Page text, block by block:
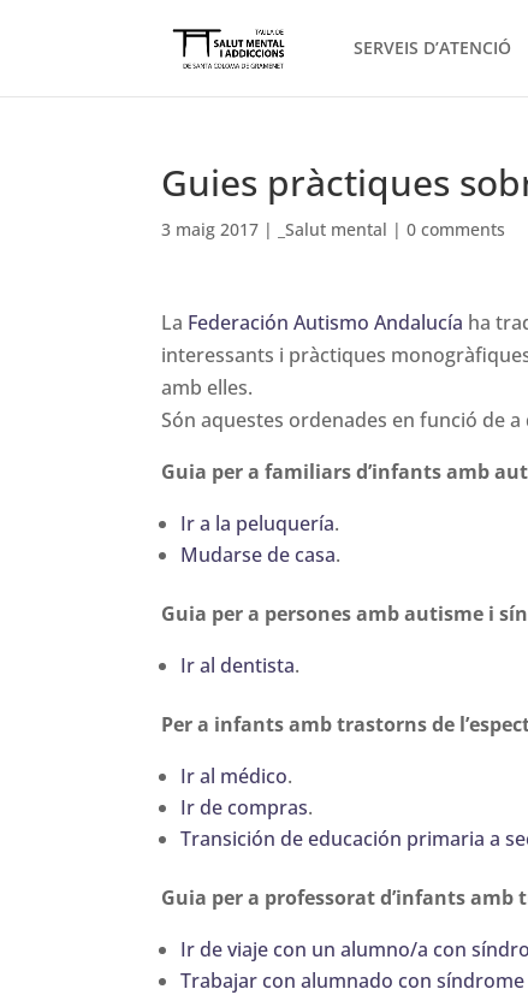
SERVEIS D’ATENCIÓ
Guies pràctiques
3 maig 2017 | _Salut mental |0 comments
La Federación Autismo Andalucía ha
interessants i pràctiques
amb elles.
Són aquestes ordenades en funció de a
Guia per a familiars d’infants amb
Ir a la peluquería.
Mudarse de casa.
Guia per a persones amb autisme i
Ir al dentista.
Per a infants amb trastorns de
Ir al médico.
Ir de compras.
Transición de educación primaria a
Guia per a professorat d’infants amb
Ir de viaje con un alumno/a con
Trabajar con alumnado con